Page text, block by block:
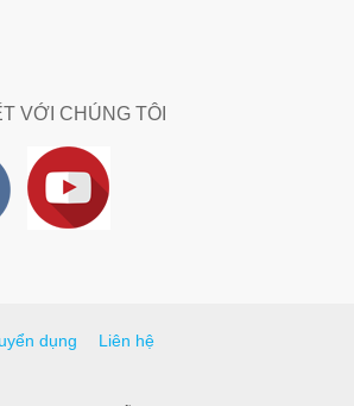
VỚI CHÚNG TÔI
dụng
Liên hệ